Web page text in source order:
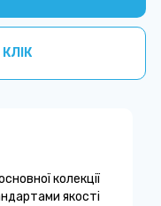
колекції
якості